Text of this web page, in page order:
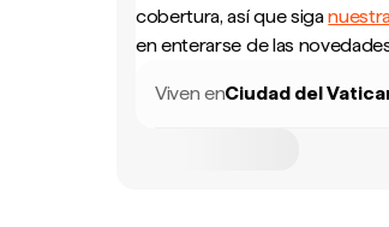
cobertura, así que siga
en enterarse de las
Viven enCiudad del